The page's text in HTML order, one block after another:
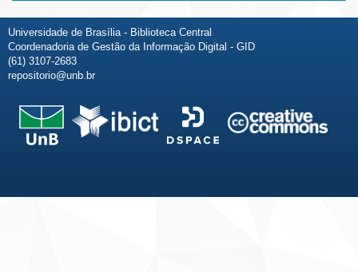
Universidade de Brasília - Biblioteca Central
Coordenadoria de Gestão da Informação Digital - GID
(61) 3107-2683
repositorio@unb.br